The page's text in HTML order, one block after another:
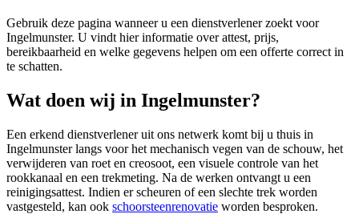
Gebruik deze pagina wanneer u een dienstverlener zoekt voor
Ingelmunster. U vindt hier informatie over attest, prijs,
bereikbaarheid en welke gegevens helpen om een offerte correct in
te schatten.
Wat doen wij in Ingelmunster?
Een erkend dienstverlener uit ons netwerk komt bij u thuis in
Ingelmunster langs voor het mechanisch vegen van de schouw, het
verwijderen van roet en creosoot, een visuele controle van het
rookkanaal en een trekmeting. Na de werken ontvangt u een
reinigingsattest. Indien er scheuren of een slechte trek worden
vastgesteld, kan ook schoorsteenrenovatie worden besproken.